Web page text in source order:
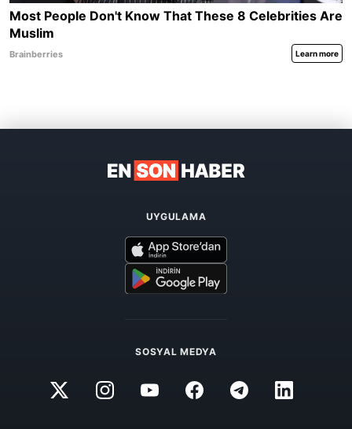
UYGULAMA
SOSYAL MEDYA